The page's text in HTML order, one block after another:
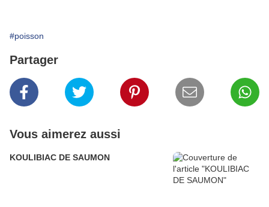
#poisson
Partager
Vous aimerez aussi
KOULIBIAC DE SAUMON